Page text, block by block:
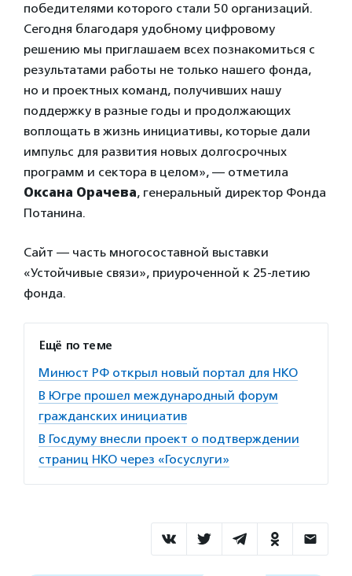
победителями которого стали 50 организаций.
Сегодня благодаря удобному цифровому
решению мы приглашаем всех познакомиться с
результатами работы не только нашего фонда,
но и проектных команд, получивших нашу
поддержку в разные годы и продолжающих
воплощать в жизнь инициативы, которые дали
импульс для развития новых долгосрочных
программ и сектора в целом», — отметила
Оксана Орачева, генеральный директор Фонда
Потанина.
Сайт — часть многосоставной выставки
«Устойчивые связи», приуроченной к 25-летию
фонда.
Ещё по теме
Минюст РФ открыл новый портал для НКО
В Югре прошел международный форум
гражданских инициатив
В Госдуму внесли проект о подтверждении
страниц НКО через «Госуслуги»